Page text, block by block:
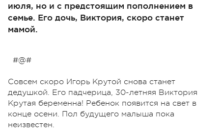
июля, но и с предстоящим пополнением в
семье. Его дочь, Виктория, скоро станет
мамой.
#@#
Совсем скоро Игорь Крутой снова станет
дедушкой. Его падчерица, 30-летняя Виктория
Крутая беременна! Ребенок появится на свет в
конце осени. Пол будущего малыша пока
неизвестен.